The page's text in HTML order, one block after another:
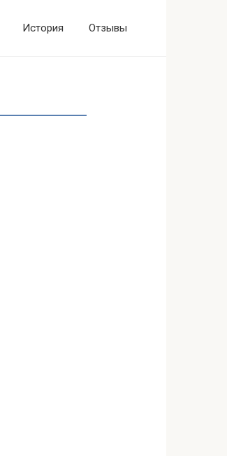
История Отзывы